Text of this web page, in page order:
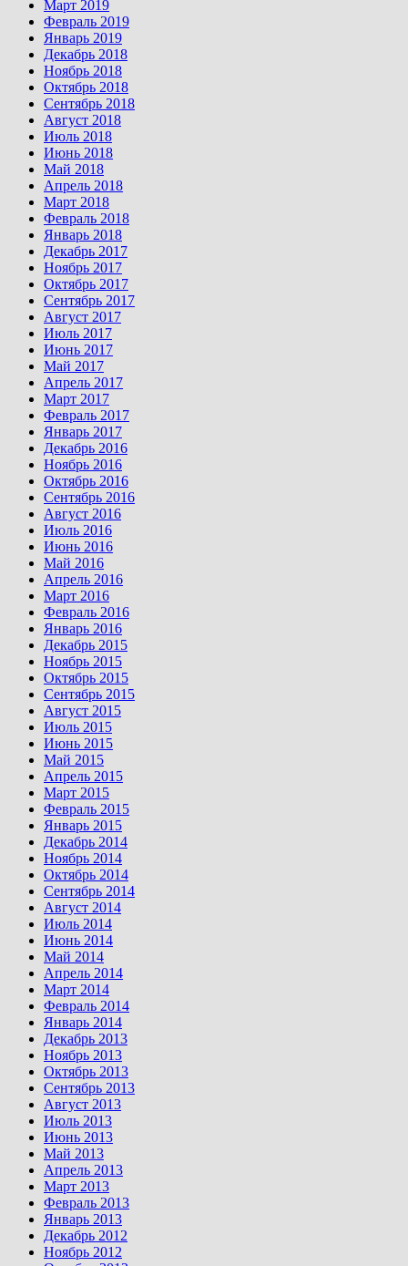
Март 2019
Февраль 2019
Январь 2019
Декабрь 2018
Ноябрь 2018
Октябрь 2018
Сентябрь 2018
Август 2018
Июль 2018
Июнь 2018
Май 2018
Апрель 2018
Март 2018
Февраль 2018
Январь 2018
Декабрь 2017
Ноябрь 2017
Октябрь 2017
Сентябрь 2017
Август 2017
Июль 2017
Июнь 2017
Май 2017
Апрель 2017
Март 2017
Февраль 2017
Январь 2017
Декабрь 2016
Ноябрь 2016
Октябрь 2016
Сентябрь 2016
Август 2016
Июль 2016
Июнь 2016
Май 2016
Апрель 2016
Март 2016
Февраль 2016
Январь 2016
Декабрь 2015
Ноябрь 2015
Октябрь 2015
Сентябрь 2015
Август 2015
Июль 2015
Июнь 2015
Май 2015
Апрель 2015
Март 2015
Февраль 2015
Январь 2015
Декабрь 2014
Ноябрь 2014
Октябрь 2014
Сентябрь 2014
Август 2014
Июль 2014
Июнь 2014
Май 2014
Апрель 2014
Март 2014
Февраль 2014
Январь 2014
Декабрь 2013
Ноябрь 2013
Октябрь 2013
Сентябрь 2013
Август 2013
Июль 2013
Июнь 2013
Май 2013
Апрель 2013
Март 2013
Февраль 2013
Январь 2013
Декабрь 2012
Ноябрь 2012